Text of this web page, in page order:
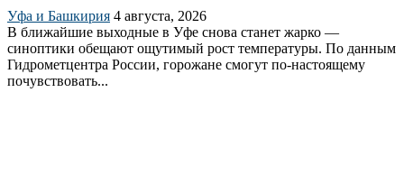
Уфа и Башкирия 4 августа, 2026
В ближайшие выходные в Уфе снова станет жарко —
синоптики обещают ощутимый рост температуры. По данным
Гидрометцентра России, горожане смогут по-настоящему
почувствовать...